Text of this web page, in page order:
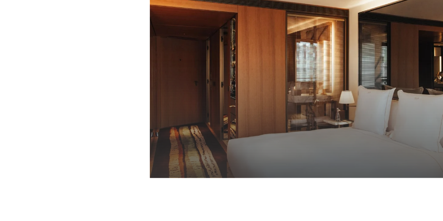
SAX queen room
EIN HELLES ZIMMER MIT ZEITGENÖSSISCHEM DESIGN, IDEAL FÜR EINEN KOMFORTABLEN
2 PERSONEN
1 KING / QUEEN
ERFAHREN